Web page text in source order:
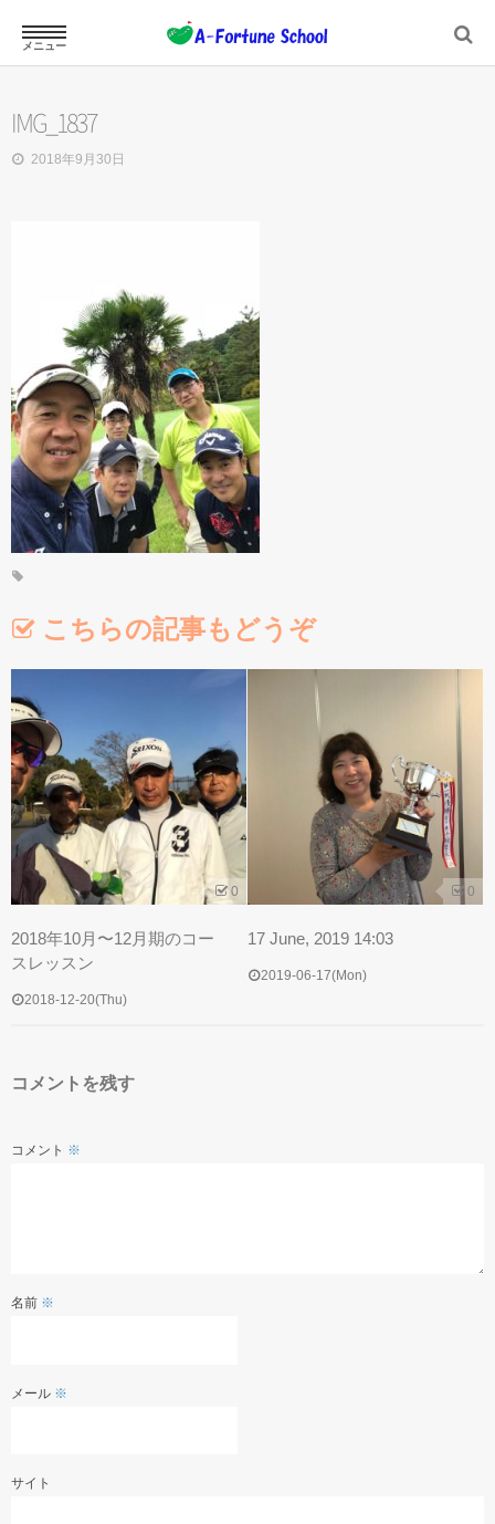
メニュー
ジュニアスクール
プロフィール
スクールカレンダー
コースレッスン
イベント情報
インスタグラム
IMG_1837
2018年9月30日
こちらの記事もどうぞ
0
2018年10月〜12月期のコー
スレッスン
2018-12-20(Thu)
0
17 June, 2019 14:03
2019-06-17(Mon)
コメントを残す
コメント ※
名前 ※
メール ※
サイト